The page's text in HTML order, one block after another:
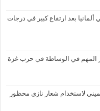
بعد ارتفاع كبير في درجات
المهم في الوساطة في حرب غزة
لاستخدام شعار نازي محظور